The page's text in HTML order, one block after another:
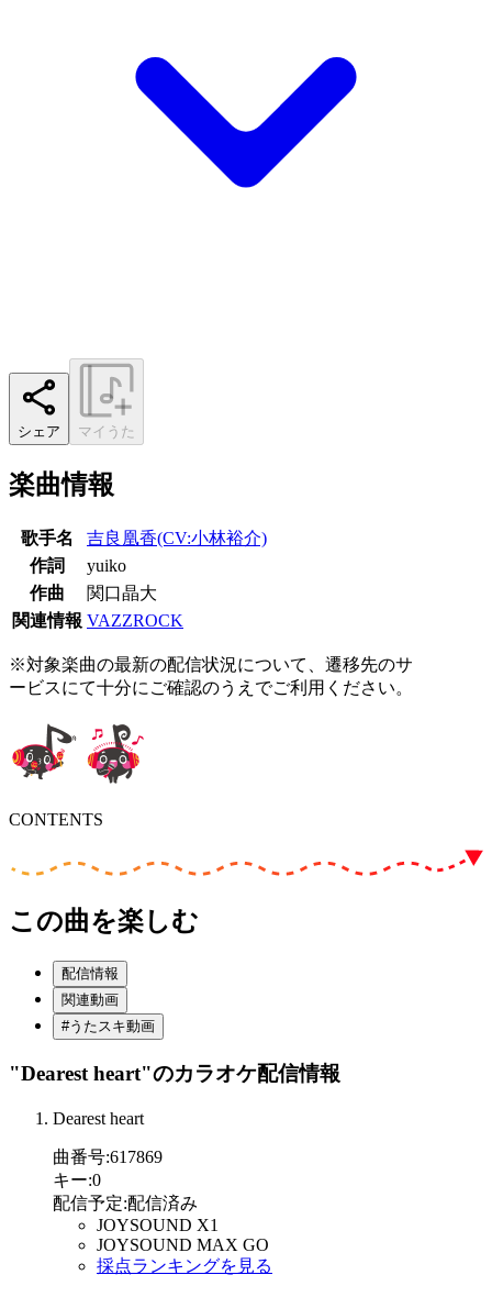
シェア マイうた
楽曲情報
歌手名
吉良凰香(CV:小林裕介)
作詞
yuiko
作曲
関口晶大
関連情報 VAZZROCK
※対象楽曲の最新の配信状況について、遷移先のサ
ービスにて十分にご確認のうえでご利用ください。
CONTENTS
この曲を楽しむ
配信情報
関連動画
#うたスキ動画
"Dearest heart"のカラオケ配信情報
Dearest heart
曲番号:617869
キー:0
配信予定:配信済み
JOYSOUND X1
JOYSOUND MAX GO
採点ランキングを見る